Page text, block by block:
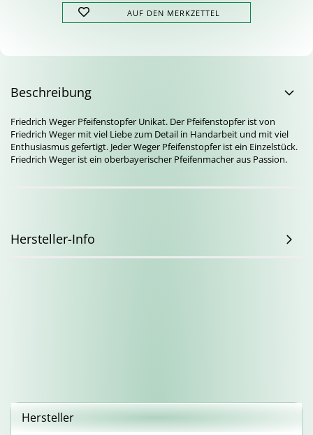
AUF DEN MERKZETTEL
Beschreibung
Friedrich Weger Pfeifenstopfer Unikat. Der Pfeifenstopfer ist von
Friedrich Weger mit viel Liebe zum Detail in Handarbeit und mit viel
Enthusiasmus gefertigt. Jeder Weger Pfeifenstopfer ist ein Einzelstück.
Friedrich Weger ist ein oberbayerischer Pfeifenmacher aus Passion.
Hersteller-Info
Hersteller